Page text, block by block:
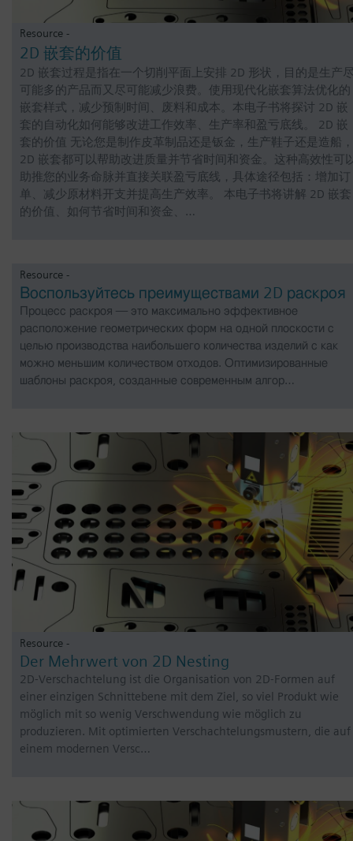
Resource -
2D 嵌套的价值
2D 嵌套过程是指在一个切削平面上安排 2D 形状，目的是生产
可能多的产品而又尽可能减少浪费。使用现代化嵌套算法优化的
嵌套样式，减少预制时间、废料和成本。本电子书将探讨 2D 嵌
套的自动化如何能够改进工作效率、生产率和盈亏底线。 2D 嵌
套的价值 无论您是制作皮革制品还是钣金，生产鞋子还是造船，
2D 嵌套都可以帮助改进质量并节省时间和资金。这种高效性可
助推您的业务命脉并直接关联盈亏底线，具体途径包括：增加订
单、减少原材料开支并提高生产效率。 本电子书将讲解 2D 嵌套
的价值、如何节省时间和资金、…
Resource -
Воспользуйтесь преимуществами 2D раскроя
Процесс раскроя — это максимально эффективное
расположение геометрических форм на одной плоскости с
целью производства наибольшего количества изделий с как
можно меньшим количеством отходов. Оптимизированные
шаблоны раскроя, созданные современным алгор…
Resource -
Der Mehrwert von 2D Nesting
2D-Verschachtelung ist die Organisation von 2D-Formen auf
einer einzigen Schnittebene mit dem Ziel, so viel Produkt wie
möglich mit so wenig Verschwendung wie möglich zu
produzieren. Mit optimierten Verschachtelungsmustern, die auf
einem modernen Versc…